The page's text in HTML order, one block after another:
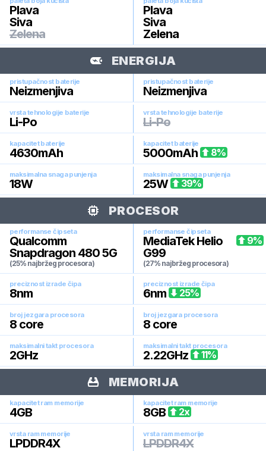
Plava
Siva
Zelena
Plava
Siva
Zelena
ENERGIJA
pristupačnost baterije
Neizmenjiva
pristupačnost baterije
Neizmenjiva
vrsta tehnologije baterije
Li-Po
vrsta tehnologije baterije
Li-Po
kapacitet baterije
4630mAh
kapacitet baterije
5000mAh 8%
maksimalna snaga punjenja
18W
maksimalna snaga punjenja
25W 39%
PROCESOR
performanse čipseta
Qualcomm
Snapdragon 480 5G
(25% najbržeg procesora)
performanse čipseta
MediaTek Helio
G99
(27% najbržeg procesora)
9%
preciznost izrade čipa
8nm
preciznost izrade čipa
6nm 25%
broj jezgara procesora
8 core
broj jezgara procesora
8 core
maksimalni takt procesora
2GHz
maksimalni takt procesora
2.22GHz 11%
MEMORIJA
kapacitet ram memorije
4GB
kapacitet ram memorije
8GB 2x
vrsta ram memorije
LPDDR4X
vrsta ram memorije
LPDDR4X